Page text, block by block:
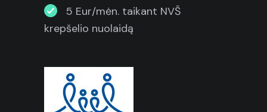
5 Eur/mėn. taikant NVŠ
krepšelio nuolaidą